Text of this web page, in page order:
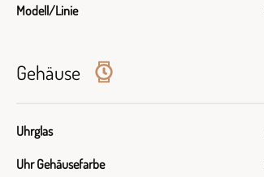
Modell/Linie
Gehäuse
Uhrglas
Uhr Gehäusefarbe